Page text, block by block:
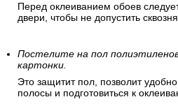
Перед оклеиванием обоев
двери, чтобы не допустить
Постелите на пол
картонки.
Это защитит пол, позволит
полосы и подготовиться к